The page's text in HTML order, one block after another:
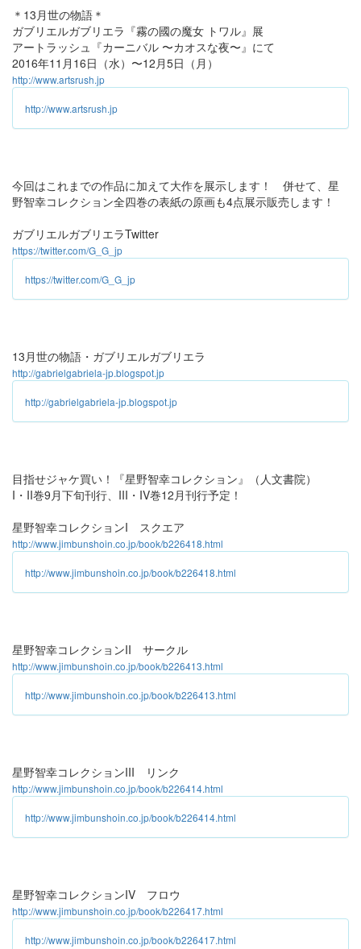
＊13月世の物語＊
ガブリエルガブリエラ『霧の國の魔女 トワル』展
アートラッシュ『カーニバル 〜カオスな夜〜』にて
2016年11月16日（水）〜12月5日（月）
http://www.artsrush.jp
http://www.artsrush.jp
今回はこれまでの作品に加えて大作を展示します！ 併せて、星
野智幸コレクション全四巻の表紙の原画も4点展示販売します！
ガブリエルガブリエラTwitter
https://twitter.com/G_G_jp
https://twitter.com/G_G_jp
13月世の物語・ガブリエルガブリエラ
http://gabrielgabriela-jp.blogspot.jp
http://gabrielgabriela-jp.blogspot.jp
目指せジャケ買い！『星野智幸コレクション』（人文書院）
I・II巻9月下旬刊行、III・IV巻12月刊行予定！
星野智幸コレクションI スクエア
http://www.jimbunshoin.co.jp/book/b226418.html
http://www.jimbunshoin.co.jp/book/b226418.html
星野智幸コレクションII サークル
http://www.jimbunshoin.co.jp/book/b226413.html
http://www.jimbunshoin.co.jp/book/b226413.html
星野智幸コレクションIII リンク
http://www.jimbunshoin.co.jp/book/b226414.html
http://www.jimbunshoin.co.jp/book/b226414.html
星野智幸コレクションIV フロウ
http://www.jimbunshoin.co.jp/book/b226417.html
http://www.jimbunshoin.co.jp/book/b226417.html